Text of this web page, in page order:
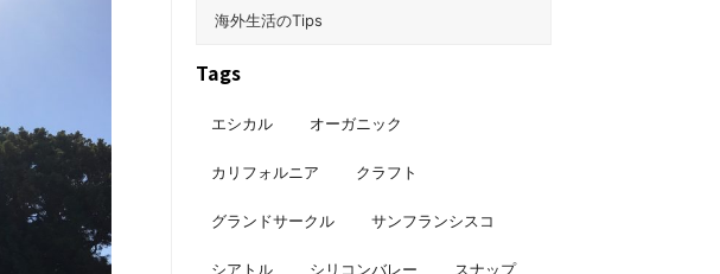
海外生活のTips
Tags
エシカル オーガニック
カリフォルニア クラフト
グランドサークル サンフランシスコ
シアトル シリコンバレー スナップ